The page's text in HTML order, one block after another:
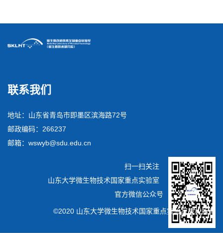
联系我们
地址：山东省青岛市即墨区滨海路72号
邮政编码：266237
邮箱：wswyb@sdu.edu.cn
扫一扫关注
山东大学微生物技术国家重点实验室
官方微信公众号
©2020 山东大学微生物技术国家重点实验室版权所有